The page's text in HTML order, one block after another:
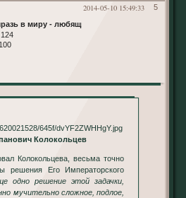
5
2014-05-10 15:49:33
в миру - любящий отец дома.
124
Колокольцев
решения Его Императорского
одно решение этой задачки,
мучительно сложное, подлое,